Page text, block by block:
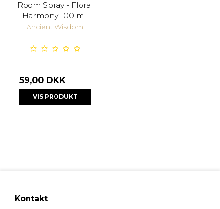
Room Spray - Floral
Harmony 100 ml.
Ancient Wisdom
59,00 DKK
VIS PRODUKT
Kontakt